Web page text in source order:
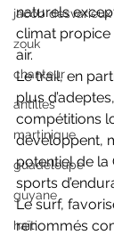
jacob desvarieux
zouk
chanteur
antilles
martinique
guadeloupe
guyane
haïti
naturels
climat propice
air.
Le trail, en
plus
compétitions
développent,
potentiel de la
sports
Le surf,
renommés